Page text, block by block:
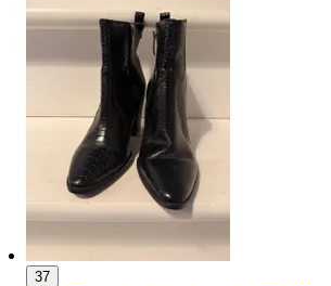
37